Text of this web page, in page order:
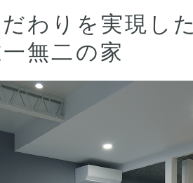
わりを実現した
無二の家